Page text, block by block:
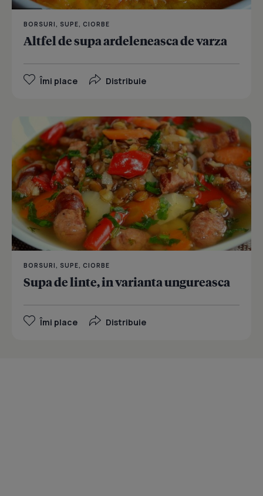
BORSURI, SUPE, CIORBE
Altfel de supa ardeleneasca de varza
Îmi place Distribuie
BORSURI, SUPE, CIORBE
Supa de linte, in varianta ungureasca
Îmi place Distribuie